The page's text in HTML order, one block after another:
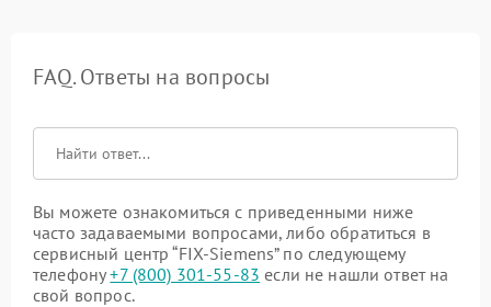
FAQ. Ответы на вопросы
Вы можете ознакомиться с приведенными ниже
часто задаваемыми вопросами, либо обратиться в
сервисный центр “FIX-Siemens” по следующему
телефону+7 (800) 301-55-83 если не нашли ответ на
свой вопрос.